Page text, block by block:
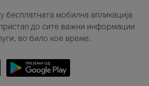
бесплатната мобилна апликација
до сите важни информации
во било кое време.